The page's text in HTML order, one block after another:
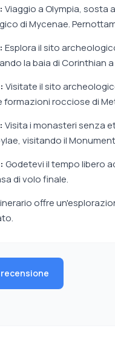
Viaggio a Olympia, sosta
di Mycenae.
Esplora il sito
la baia di Corinthian
Visitate il sito
formazioni rocciose di
Visita i monasteri senza
visitando il
Godetevi il tempo libero
di volo finale.
offre